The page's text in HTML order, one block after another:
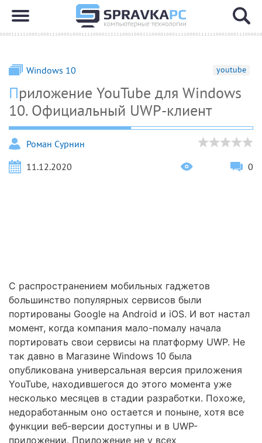
Windows 10 youtube
Приложение YouTube для Windows
10. Официальный UWP-клиент
Роман Сурнин
11.12.2020
0
С распространением мобильных гаджетов
большинство популярных сервисов были
портированы Google на Android и iOS. И вот настал
момент, когда компания мало-помалу начала
портировать свои сервисы на платформу UWP. Не
так давно в Магазине Windows 10 была
опубликована универсальная версия приложения
YouTube, находившегося до этого момента уже
несколько месяцев в стадии разработки. Похоже,
недоработанным оно остается и поныне, хотя все
функции веб-версии доступны и в UWP-
приложении. Приложение не у всех